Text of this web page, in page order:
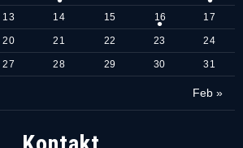
Feb »
13 14 15 16 17
20 21 22 23 24
27 28 29 30 31